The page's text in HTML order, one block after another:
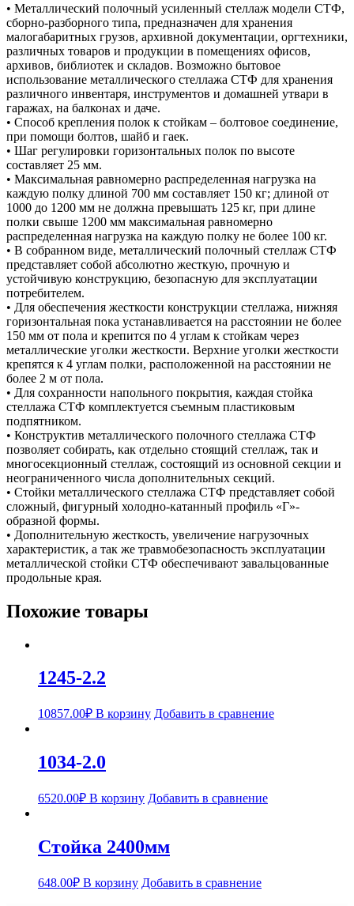
• Металлический полочный усиленный стеллаж модели СТФ,
сборно-разборного типа, предназначен для хранения
малогабаритных грузов, архивной документации, оргтехники,
различных товаров и продукции в помещениях офисов,
архивов, библиотек и складов. Возможно бытовое
использование металлического стеллажа СТФ для хранения
различного инвентаря, инструментов и домашней утвари в
гаражах, на балконах и даче.
• Способ крепления полок к стойкам – болтовое соединение,
при помощи болтов, шайб и гаек.
• Шаг регулировки горизонтальных полок по высоте
составляет 25 мм.
• Максимальная равномерно распределенная нагрузка на
каждую полку длиной 700 мм составляет 150 кг; длиной от
1000 до 1200 мм не должна превышать 125 кг, при длине
полки свыше 1200 мм максимальная равномерно
распределенная нагрузка на каждую полку не более 100 кг.
• В собранном виде, металлический полочный стеллаж СТФ
представляет собой абсолютно жесткую, прочную и
устойчивую конструкцию, безопасную для эксплуатации
потребителем.
• Для обеспечения жесткости конструкции стеллажа, нижняя
горизонтальная пока устанавливается на расстоянии не более
150 мм от пола и крепится по 4 углам к стойкам через
металлические уголки жесткости. Верхние уголки жесткости
крепятся к 4 углам полки, расположенной на расстоянии не
более 2 м от пола.
• Для сохранности напольного покрытия, каждая стойка
стеллажа СТФ комплектуется съемным пластиковым
подпятником.
• Конструктив металлического полочного стеллажа СТФ
позволяет собирать, как отдельно стоящий стеллаж, так и
многосекционный стеллаж, состоящий из основной секции и
неограниченного числа дополнительных секций.
• Стойки металлического стеллажа СТФ представляет собой
сложный, фигурный холодно-катанный профиль «Г»-
образной формы.
• Дополнительную жесткость, увеличение нагрузочных
характеристик, а так же травмобезопасность эксплуатации
металлической стойки СТФ обеспечивают завальцованные
продольные края.
Похожие товары
1245-2.2
10857.00₽ В корзину Добавить в сравнение
1034-2.0
6520.00₽ В корзину Добавить в сравнение
Стойка 2400мм
648.00₽ В корзину Добавить в сравнение